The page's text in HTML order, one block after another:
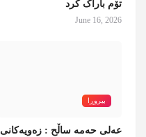
تۆم باراک کرد
June 16, 2026
بیروڕا
عەلی حەمە ساڵح : زەویەکانی